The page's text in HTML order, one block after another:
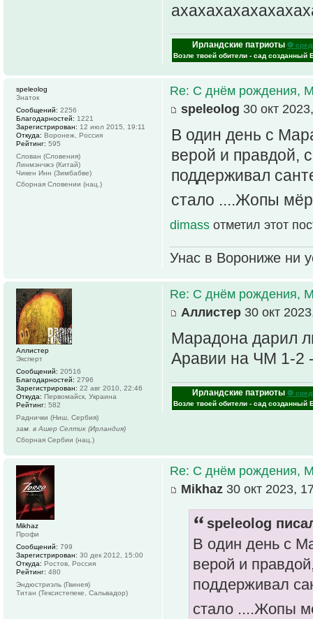
Ирландские патриоты ⚽
Возле твоей обители - сад созданный
Re: С днём рождения,
speleolog 30 окт
В один день с
верой и правдой,
поддерживал
стало ....Жопы
dimass отметил этот
Унас в Ворониже ни
speleolog
Знаток
Сообщений: 2256
Благодарностей: 1221
Зарегистрирован: 12 июл 2015, 19:11
Откуда: Воронеж, Россия
Рейтинг: 595
Слован (Словения)
Линмэнчжэ (Китай)
Чикен Инн (Зимбабве)
Сборная Словении (нац.)
Re: С днём рождения,
Аллистер 30 окт
Марадона дарил
Аравии на ЧМ 1-2 -
Ирландские патриоты ⚽
Возле твоей обители - сад созданный
Аллистер
Эксперт
Сообщений: 20516
Благодарностей: 2796
Зарегистрирован: 22 авг 2010, 22:46
Откуда: Первомайск, Украина
Рейтинг: 582
Раднички (Ниш, Сербия)
зам. в Ашер Селтик (Ирландия)
Сборная Сербии (нац.)
Re: С днём рождения,
Mikhaz 30 окт 2023,
speleolog
В один день с
верой и
поддерживал
стало ....Жопы
Mikhaz
Профи
Сообщений: 799
Зарегистрирован: 30 дек 2012, 15:00
Откуда: Ростов, Россия
Рейтинг: 480
Эндюстриэль (Гвинея)
Титан (Тексистепеке, Сальвадор)